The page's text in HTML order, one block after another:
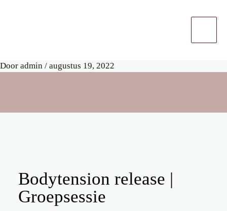
Door admin / augustus 19, 2022
Bodytension release |
Groepsessie